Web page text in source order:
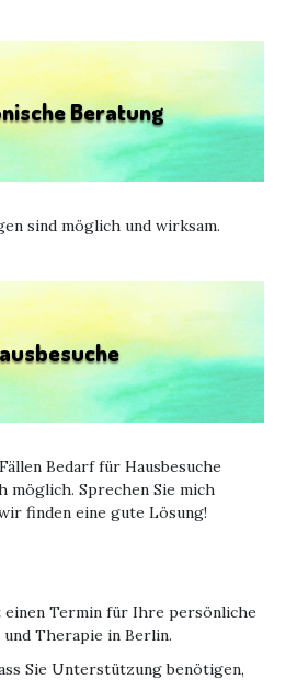
Beratung
sind möglich und wirksam.
Bedarf für Hausbesuche
möglich. Sprechen Sie mich
finden eine gute Lösung!
einen Termin für Ihre persönliche
Therapie in Berlin.
Sie Unterstützung benötigen,